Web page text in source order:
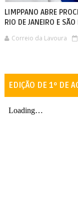
LIMPPANO ABRE
RIO DE JANEIRO E SÃO
Correio da Lavoura
EDIÇÃO DE 1º DE